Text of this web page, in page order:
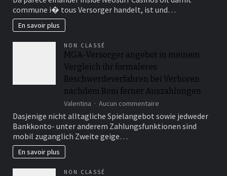
Boni
weiteren
ist
diese
Spiele
unserem
hohen
RTP
commune i� tous Versorger handelt, ist und…
En savoir plus
NON CLASSÉ
MGA-Versorger angebot in meinem
Vergleich ihr formaleres
Beschwerdeverfahren bei Verhoren
nachdem Boni ferner Auszahlungen
Valentina Aucun commentaire
MGA-
Versorger
angebot
Dasjenige nicht alltagliche Spielangebot sowie jedweder
Bankkonto- unter anderem Zahlungsfunktionen sind
mobil zuganglich Zweite geige…
En savoir plus
NON CLASSÉ